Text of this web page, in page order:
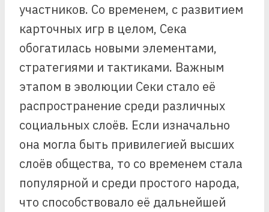
участников. Со временем, с развитием
карточных игр в целом, Сека
обогатилась новыми элементами,
стратегиями и тактиками. Важным
этапом в эволюции Секи стало её
распространение среди различных
социальных слоёв. Если изначально
она могла быть привилегией высших
слоёв общества, то со временем стала
популярной и среди простого народа,
что способствовало её дальнейшей